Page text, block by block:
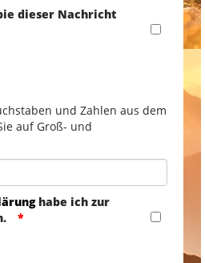
dieser Nachricht
und Zahlen aus dem
auf Groß- und
habe ich zur